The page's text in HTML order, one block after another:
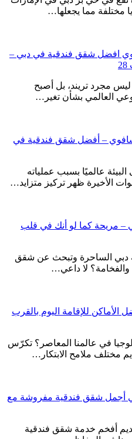
مختلفة مما يجعلها…
افضل شقق فندقية في دبي –
مجرد تريند، بل أصبح
العالمي بشأن تغير…
سافوي – أفضل شقق فندقية في
عالميًا بسبب عملياته
الأخيرة ظهر تركيز متزايد…
– مريحة كما لو أنك في قلب
دبي الساحرة وتبحث عن شقق
لا داعي…
دبي: أفضل الأماكن للإقامة اليوم بالقرب
في عالمنا المعاصر؟ تكرّس
مختلف ملامح الابتكار…
في أجمل شقق فندقية مفروشة مع
أفخم خدمة شقق فندقية